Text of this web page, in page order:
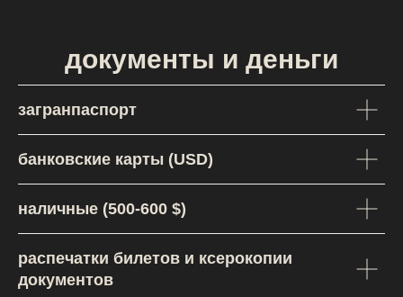
документы и деньги
загранпаспорт
банковские карты (USD)
наличные (500-600 $)
распечатки билетов и ксерокопии
документов
Как с вами связаться?
Telegram WhatsApp